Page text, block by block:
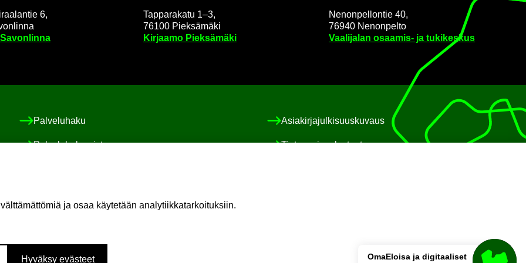
6,
Tap­pa­ra­ka­tu 1–3,
76100 Piek­sä­mä­ki
Kir­jaa­mo Piek­sä­mä­ki
Ne­non­pel­lon­tie 40,
76940 Ne­non­pel­to
Vaa­li­ja­lan osaamis-​ ja tu­ki­kes­kus
Pal­ve­lu­ha­ku
Pal­ve­lu­ha­ke­mis­to
Asia­kir­ja­jul­ki­suus­ku­vaus
Tie­to­suo­ja­se­los­teet
Lin­ke­dIn You­Tu­be
OmaE­loi­sa ja di­gi­taa­li­set
ja osaa käy­te­tään ana­ly­tiik­ka­tar­koi­tuk­siin.
Hy­väk­sy eväs­teet